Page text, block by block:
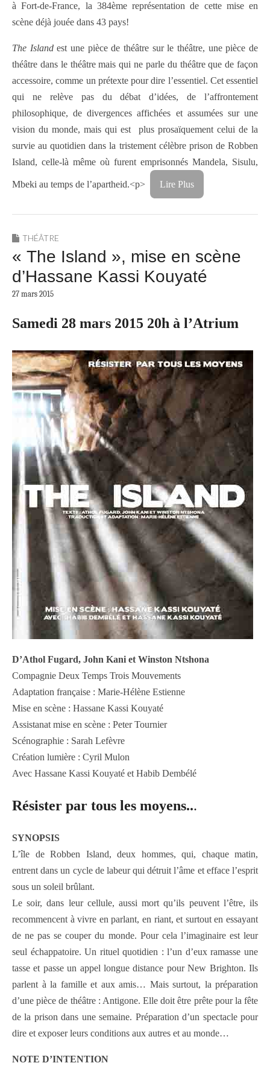
à Fort-de-France, la 384ème représentation de cette mise en
scène déjà jouée dans 43 pays!
The Islandest une pièce de théâtre sur le théâtre, une pièce de
théâtre dans le théâtre mais qui ne parle du théâtre que de façon
accessoire, comme un prétexte pour dire l’essentiel. Cet essentiel
qui ne relève pas du débat d’idées, de l’affrontement
philosophique, de divergences affichées et assumées sur une
vision du monde, mais qui est plus prosaïquement celui de la
survie au quotidien dans la tristement célèbre prison de Robben
Island, celle-là même où furent emprisonnés Mandela, Sisulu,
Mbeki au temps de l’apartheid.<p> Lire Plus
THÉÂTRE
« The Island », mise en scène
d’Hassane Kassi Kouyaté
27 mars 2015
Samedi 28 mars 2015 20h à l’Atrium
D’Athol Fugard, John Kani et Winston Ntshona
Compagnie Deux Temps Trois Mouvements
Adaptation française : Marie-Hélène Estienne
Mise en scène : Hassane Kassi Kouyaté
Assistanat mise en scène : Peter Tournier
Scénographie : Sarah Lefèvre
Création lumière : Cyril Mulon
Avec Hassane Kassi Kouyaté et Habib Dembélé
Résister par tous les moyens...
SYNOPSIS
L’île de Robben Island, deux hommes, qui, chaque matin,
entrent dans un cycle de labeur qui détruit l’âme et efface l’esprit
sous un soleil brûlant.
Le soir, dans leur cellule, aussi mort qu’ils peuvent l’être, ils
recommencent à vivre en parlant, en riant, et surtout en essayant
de ne pas se couper du monde. Pour cela l’imaginaire est leur
seul échappatoire. Un rituel quotidien : l’un d’eux ramasse une
tasse et passe un appel longue distance pour New Brighton. Ils
parlent à la famille et aux amis… Mais surtout, la préparation
d’une pièce de théâtre : Antigone. Elle doit être prête pour la fête
de la prison dans une semaine. Préparation d’un spectacle pour
dire et exposer leurs conditions aux autres et au monde…
NOTE D’INTENTION